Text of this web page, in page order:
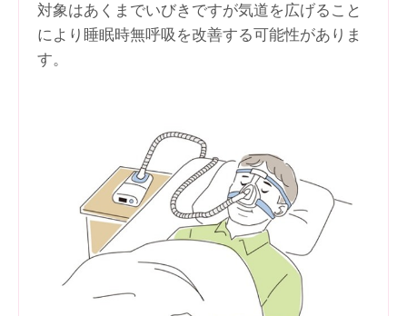
対象はあくまでいびきですが気道を広げること
により睡眠時無呼吸を改善する可能性がありま
す。